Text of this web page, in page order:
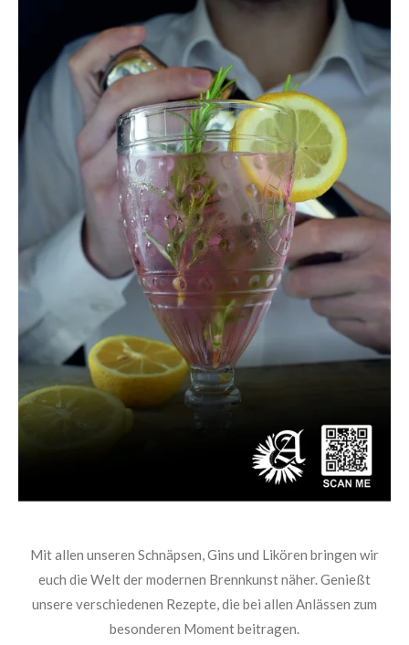
Mit allen unseren Schnäpsen, Gins und Likören bringen wir
euch die Welt der modernen Brennkunst näher. Genießt
unsere verschiedenen Rezepte, die bei allen Anlässen zum
besonderen Moment beitragen.